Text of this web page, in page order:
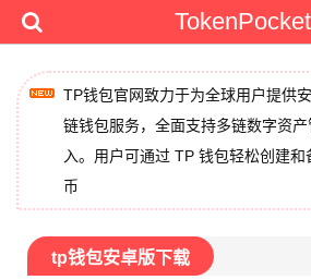
TokenPocket
TP钱包官网致力于为全球用户提供
链钱包服务，全面支持多链数字资
入。用户可通过 TP 钱包轻松创建
币
tp钱包安卓版下载